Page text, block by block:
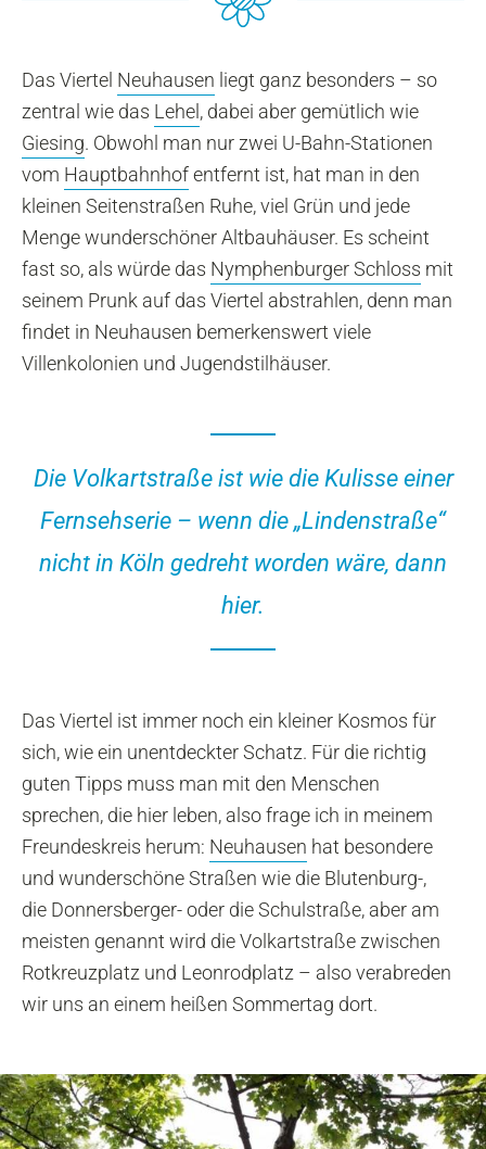
Das Viertel Neuhausen liegt ganz besonders – so
zentral wie das Lehel , dabei aber gemütlich wie
Giesing. Obwohl man nur zwei U-Bahn-Stationen
vom Hauptbahnhofentfernt ist, hat man in den
kleinen Seitenstraßen Ruhe, viel Grün und jede
Menge wunderschöner Altbauhäuser. Es scheint
fast so, als würde das Nymphenburger Schloss mit
seinem Prunk auf das Viertel abstrahlen, denn man
findet in Neuhausen bemerkenswert viele
Villenkolonien und Jugendstilhäuser.
Die Volkartstraße ist wie die Kulisse einer
Fernsehserie – wenn die „Lindenstraße“
nicht in Köln gedreht worden wäre, dann
hier.
Das Viertel ist immer noch ein kleiner Kosmos für
sich, wie ein unentdeckter Schatz. Für die richtig
guten Tipps muss man mit den Menschen
sprechen, die hier leben, also frage ich in meinem
Freundeskreis herum: Neuhausen hat besondere
und wunderschöne Straßen wie die Blutenburg-,
die Donnersberger- oder die Schulstraße, aber am
meisten genannt wird die Volkartstraße zwischen
Rotkreuzplatz und Leonrodplatz – also verabreden
wir uns an einem heißen Sommertag dort.